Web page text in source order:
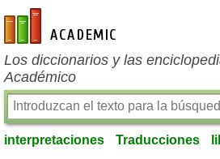
es-academic.com
Los diccionarios y las
Académico
interpretaciones Traducciones